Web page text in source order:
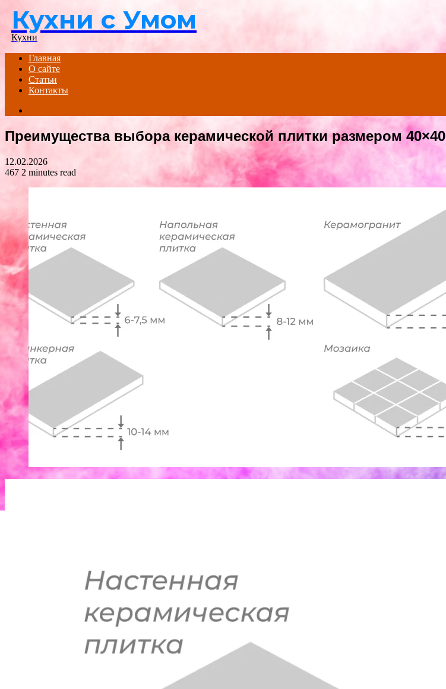
Menu
Кухни с Умом
Кухни
Главная
О сайте
Статьи
Контакты
Преимущества выбора керамической плитки размером 40×40
12.02.2026
467 2 minutes read